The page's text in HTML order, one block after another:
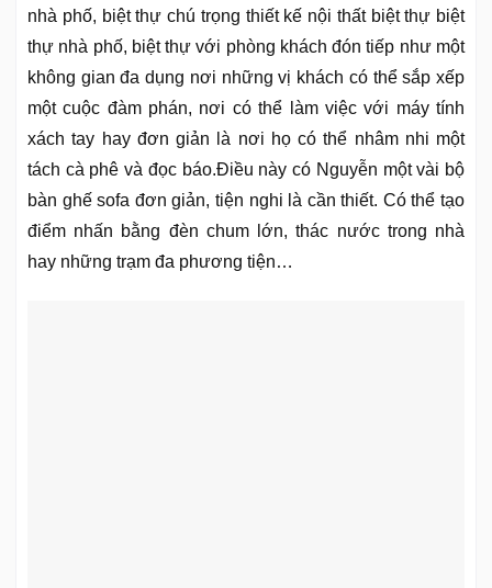
nhà phố, biệt thự chú trọng thiết kế nội thất biệt thự biệt
thự nhà phố, biệt thự với phòng khách đón tiếp như một
không gian đa dụng nơi những vị khách có thể sắp xếp
một cuộc đàm phán, nơi có thể làm việc với máy tính
xách tay hay đơn giản là nơi họ có thể nhâm nhi một
tách cà phê và đọc báo.Điều này có Nguyễn một vài bộ
bàn ghế sofa đơn giản, tiện nghi là cần thiết. Có thể tạo
điểm nhấn bằng đèn chum lớn, thác nước trong nhà
hay những trạm đa phương tiện…